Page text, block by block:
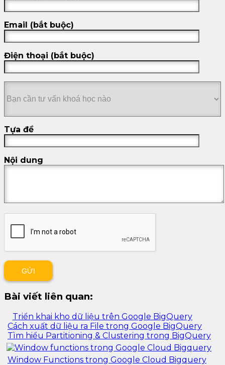
Email (bắt buộc)
Điện thoại (bắt buộc)
Tựa đề
Nội dung
Bài viết liên quan:
Triển khai kho dữ liệu trên Google BigQuery
Cách xuất dữ liệu ra File trong Google BigQuery
Tìm hiểu Partitioning & Clustering trong BigQuery
Window Functions trong Google Cloud Bigquery